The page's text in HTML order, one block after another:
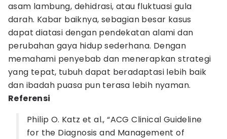
asam lambung, dehidrasi, atau fluktuasi gula
darah. Kabar baiknya, sebagian besar kasus
dapat diatasi dengan pendekatan alami dan
perubahan gaya hidup sederhana. Dengan
memahami penyebab dan menerapkan strategi
yang tepat, tubuh dapat beradaptasi lebih baik
dan ibadah puasa pun terasa lebih nyaman.
Referensi
Philip O. Katz et al., “ACG Clinical Guideline
for the Diagnosis and Management of